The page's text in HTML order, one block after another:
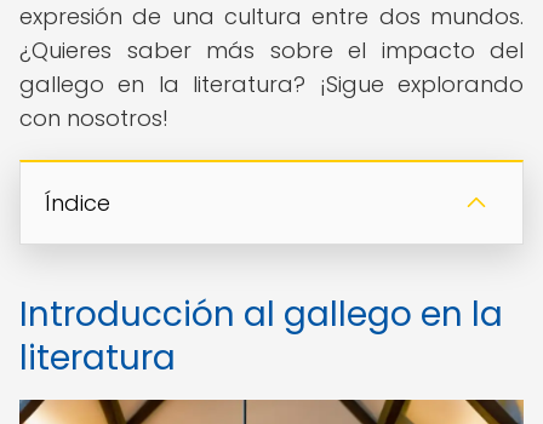
expresión de una cultura entre dos mundos.
¿Quieres saber más sobre el impacto del
gallego en la literatura? ¡Sigue explorando
con nosotros!
Índice
Introducción al gallego en la
literatura